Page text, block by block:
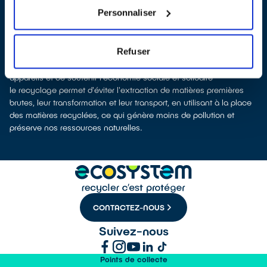
Personnaliser
Refuser
Recycler, c’est économiser les ressources et réduire l’impact
environnemental
La production d’équipements électriques neufs est émettrice de
pollution et consommatrice de ressources naturelles.
donner son appareil permet d’éviter la production de nouveaux
appareils et de soutenir l'économie sociale et solidaire
le recyclage permet d'éviter l'extraction de matières premières
brutes, leur transformation et leur transport, en utilisant à la place
des matières recyclées, ce qui génère moins de pollution et
préserve nos ressources naturelles.
CONTACTEZ-NOUS
Suivez-nous
Points de collecte